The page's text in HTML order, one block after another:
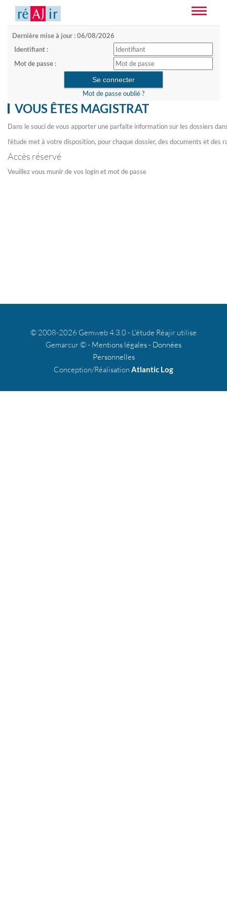
Toggle
Dernière mise à jour : 06/08/2026
Identifiant :
Mot de passe :
Mot de passe oublié ?
VOUS ÊTES MAGISTRAT
Dans le souci de vous apporter une parfaite information sur les dossiers
l’étude met à votre disposition, pour chaque dossier, des documents et des
Accès réservé
Veuillez vous munir de vos login et mot de passe
© 2008-2026 Gemweb 4.3.0 - L'étude Réajir utilise
Gemarcur © - Mentions légales- Données
Personnelles
Conception/Réalisation Atlantic Log